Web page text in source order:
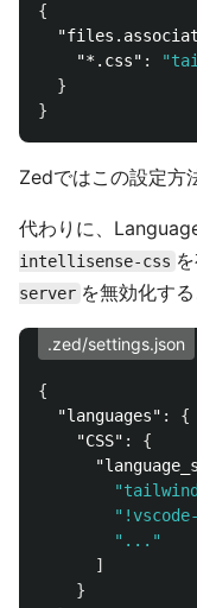
{
"*.css" :
}
}
Zedではこの設定方
代わりに、
intellisense-css
server を無効化す
.zed/settings.json
{
"languages" :
{
"CSS" :
{
"..."
]
}